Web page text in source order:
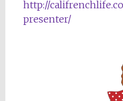
http://
presenter/